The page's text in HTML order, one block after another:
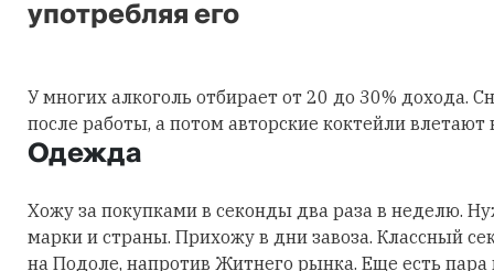
употребляя его
У многих алкоголь отбирает от 20 до 30% дохода.
после работы, а потом авторские коктейли влетают
Одежда
Хожу за покупками в секонды два раза в неделю.
марки и страны. Прихожу в дни завоза. Классный
на Подоле, напротив Житнего рынка. Еще есть пара